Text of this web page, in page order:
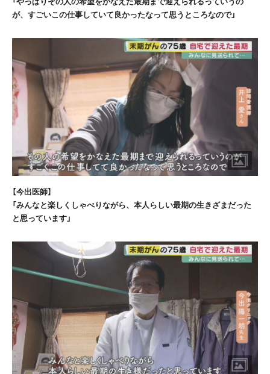
が、すごいこの仕事していて良かったなって思うところなので」
【今出医師】
「みんなと楽しくしゃべりながら、本人らしい最期の生きざまだった
と思っています」